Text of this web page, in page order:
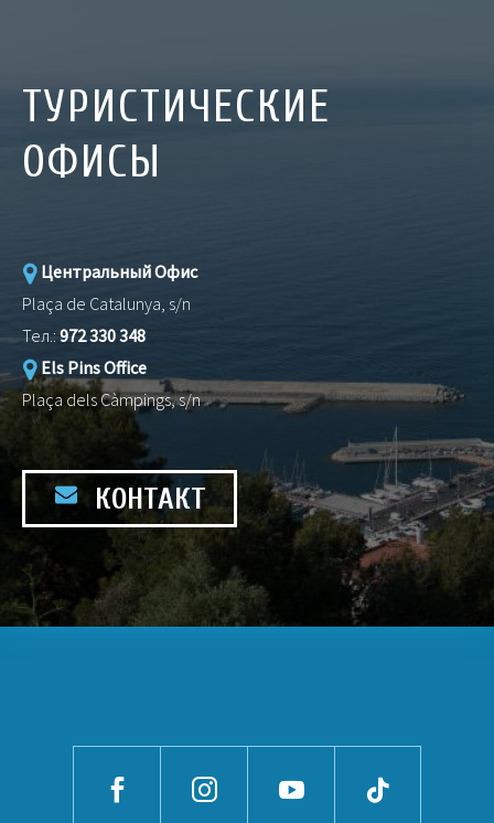
ТУРИСТИЧЕСКИЕ
ОФИСЫ
Центральный Офис
Plaça de Catalunya, s/n
Тел.:972 330 348
Els Pins Office
Plaça dels Càmpings, s/n
КОНТАКТ